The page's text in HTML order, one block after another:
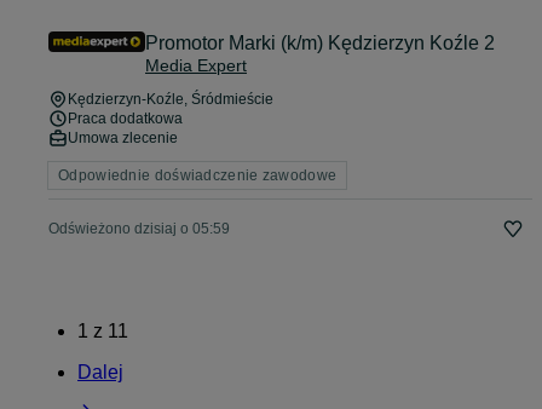
Promotor Marki (k/m) Kędzierzyn Koźle 2
Media Expert
Kędzierzyn-Koźle, Śródmieście
Praca dodatkowa
Umowa zlecenie
Odpowiednie doświadczenie zawodowe
Odświeżono dzisiaj o 05:59
1 z 11
Dalej